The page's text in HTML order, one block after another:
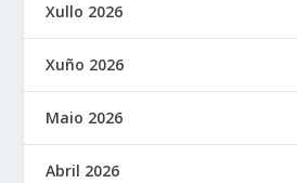
Xullo 2026
Xuño 2026
Maio 2026
Abril 2026